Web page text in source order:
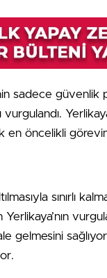
sadece
vurgulandı.
en öncelikli
sınırlı